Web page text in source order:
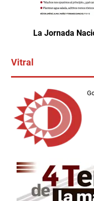
La Jornada
Vitral